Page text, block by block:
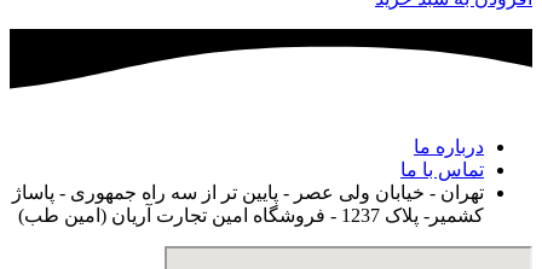
درباره ما
تماس با ما
تهران - خیابان ولی عصر - پایین تر از سه راه جمهوری - پاساژ
کشمیر- پلاک 1237 - فروشگاه امین تجارت آریان (امین طب)